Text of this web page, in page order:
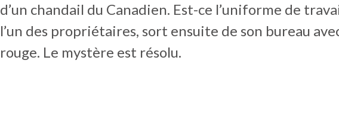
d’un chandail du Canadien. Est-ce l’uniforme de
l’un des propriétaires, sort ensuite de son bureau
rouge. Le mystère est résolu.